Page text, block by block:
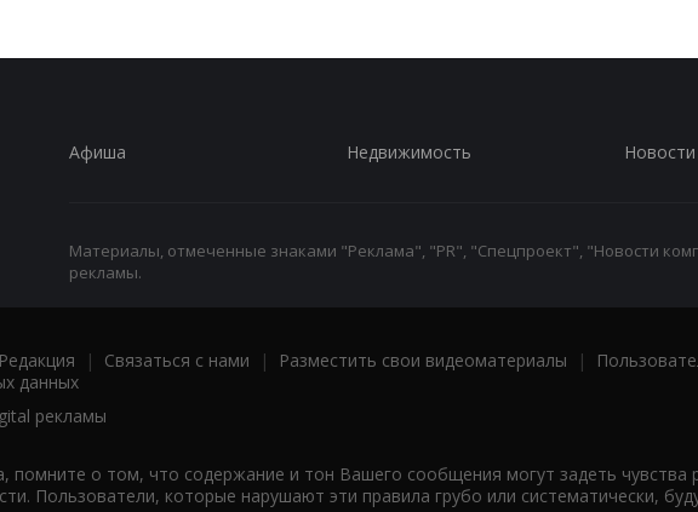
Афиша Недвижимость Новости
Материалы, отмеченные знаками "Реклама", "PR", "Спецпроект", "Новости
рекламы.
Редакция | Связаться с нами | Разместить свои видеоматериалы |
данных
рекламы
помните о том, что содержание и тон Вашего сообщения могут задеть чувства
Пользователи, которые нарушают эти правила грубо или систематически,